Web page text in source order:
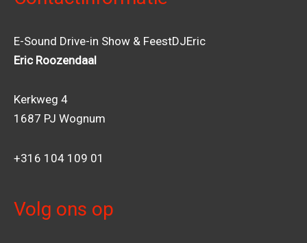
E-Sound Drive-in Show & FeestDJEric
Eric Roozendaal
Kerkweg 4
1687 PJ Wognum
+316 104 109 01
Volg ons op